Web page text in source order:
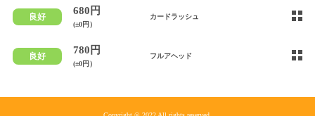
良好
680円
(±0円）
カードラッシュ
良好
780円
(±0円）
フルアヘッド
Copyright © 2022 All rights reserved.